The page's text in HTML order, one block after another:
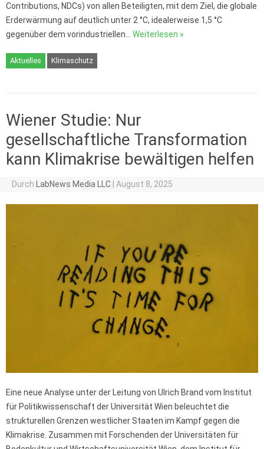
Contributions, NDCs) von allen Beteiligten, mit dem Ziel, die globale
Erderwärmung auf deutlich unter 2 °C, idealerweise 1,5 °C
gegenüber dem vorindustriellen… Weiterlesen »
Aktuelles Klimaschutz
Wiener Studie: Nur
gesellschaftliche Transformation
kann Klimakrise bewältigen helfen
Durch LabNews Media LLC August 8, 2025
Eine neue Analyse unter der Leitung von Ulrich Brand vom Institut
für Politikwissenschaft der Universität Wien beleuchtet die
strukturellen Grenzen westlicher Staaten im Kampf gegen die
Klimakrise. Zusammen mit Forschenden der Universitäten für